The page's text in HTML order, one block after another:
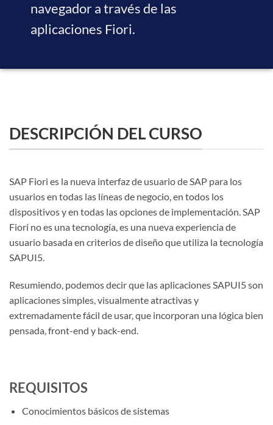
navegador a través de las
aplicaciones Fiori.
DESCRIPCIÓN DEL CURSO
SAP Fiori es la nueva interfaz de usuario de SAP para los
usuarios en todas las líneas de negocio, en todos los
dispositivos y en todas las opciones de implementación. SAP
Fiori no es una tecnología, es una nueva experiencia de
usuario basada en criterios de diseño que utiliza la tecnología
SAPUI5.
Resumiendo, podemos decir que las aplicaciones SAPUI5 son
aplicaciones simples, visualmente atractivas y
extremadamente fácil de usar, que incorporan una lógica bien
pensada, front-end y back-end.
REQUISITOS
Conocimientos básicos de sistemas